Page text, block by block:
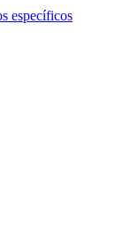
específicos